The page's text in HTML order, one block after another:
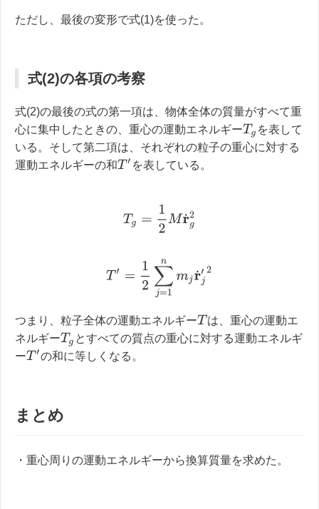
ただし、最後の変形で式(1)を使った。
式(2)の各項の考察
式(2)の最後の式の第一項は、物体全体の質量がすべて重
心に集中したときの、重心の運動エネルギーTg を表して
いる。そして第二項は、それぞれの粒子の重心に対する
運動エネルギーの和T′ を表している。
2M 2
2∑ =1n
つまり、粒子全体の運動エネルギーT は、重心の運動エ
ネルギーTg とすべての質点の重心に対する運動エネルギ
ーT′ の和に等しくなる。
まとめ
・重心周りの運動エネルギーから換算質量を求めた。